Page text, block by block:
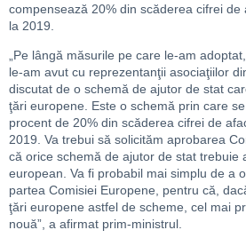
compensează 20% din scăderea cifrei
la 2019.
„Pe lângă măsurile pe care le-am
le-am avut cu reprezentanţii asociaţiilor
discutat de o schemă de ajutor de stat
ţări europene. Este o schemă prin care
procent de 20% din scăderea cifrei de
2019. Va trebui să solicităm aprobarea
că orice schemă de ajutor de stat trebuie
european. Va fi probabil mai simplu de a
partea Comisiei Europene, pentru că,
ţări europene astfel de scheme, cel mai
nouă”, a afirmat prim-ministrul.